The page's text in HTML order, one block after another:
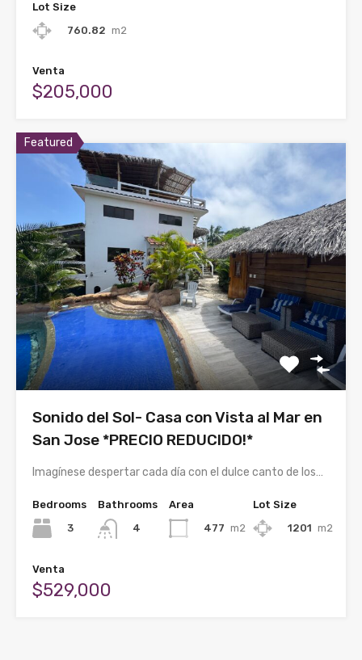
Lot Size
760.82 m2
Venta
$205,000
Featured
Sonido del Sol- Casa con Vista al Mar en
San Jose *PRECIO REDUCIDO!*
Imagínese despertar cada día con el dulce canto de los…
Bedrooms
3
Bathrooms
4
Area
477 m2
Lot Size
1201 m2
Venta
$529,000